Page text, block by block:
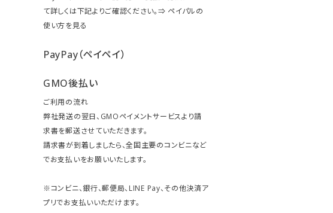
て詳しくは下記よりご確認ください。⇒ ペイパルの
使い方を見る
PayPay（ペイペイ）
GMO後払い
ご利用の流れ
弊社発送の翌日、GMOペイメントサービスより請
求書を郵送させていただきます。
請求書が到着しましたら、全国主要のコンビニなど
でお支払いをお願いいたします。
※コンビニ、銀行、郵便局、LINE Pay、その他決済ア
プリでお支払いいただけます。